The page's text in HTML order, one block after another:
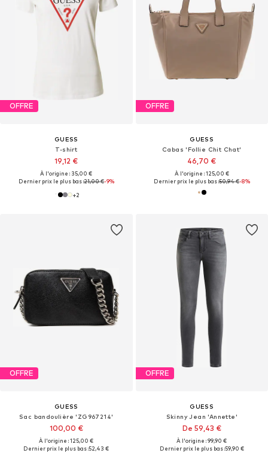
OFFRE
GUESS
T-shirt
19,12 €
À l'origine : 35,00 €
Dernier prix le plus bas :21,00 €-9%
+2
OFFRE
GUESS
Cabas 'Follie Chit Chat'
46,70 €
À l'origine : 125,00 €
Dernier prix le plus bas :50,94 €-8%
OFFRE
GUESS
Sac bandoulière 'ZG967214'
100,00 €
À l'origine : 125,00 €
Dernier prix le plus bas :52,43 €
OFFRE
GUESS
Skinny Jean 'Annette'
De 59,43 €
À l'origine : 99,90 €
Dernier prix le plus bas :59,90 €